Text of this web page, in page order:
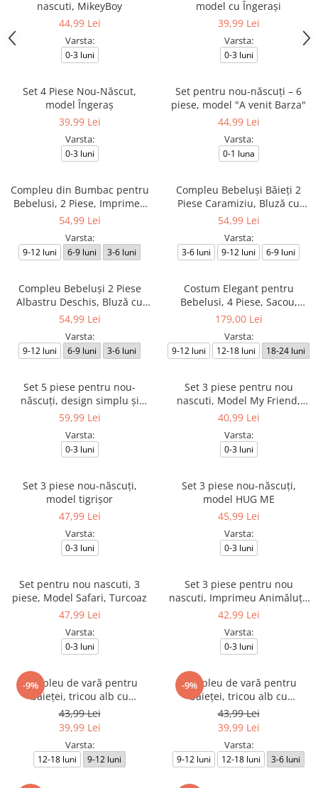
nascuti, MikeyBoy
44,99 Lei
Varsta:
0-3 luni
model cu Îngerași
39,99 Lei
Varsta:
0-3 luni
Set 4 Piese Nou-Născut,
model Îngeraș
39,99 Lei
Varsta:
0-3 luni
Set pentru nou-născuți – 6
piese, model "A venit Barza"
44,99 Lei
Varsta:
0-1 luna
Compleu din Bumbac pentru
Bebelusi, 2 Piese, Imprimeu
cu Girafă și Leuț
54,99 Lei
Varsta:
9-12 luni 6-9 luni 3-6 luni
Compleu Bebeluși Băieți 2
Piese Caramiziu, Bluză cu
Ursuleț Brodat și Pantaloni
54,99 Lei
Varsta:
3-6 luni 9-12 luni 6-9 luni
Compleu Bebeluși 2 Piese
Albastru Deschis, Bluză cu
Ursuleț Brodat și Pantaloni
54,99 Lei
Varsta:
9-12 luni 6-9 luni 3-6 luni
Costum Elegant pentru
Bebelusi, 4 Piese, Sacou,
Pantaloni, Camasa Alba si
179,00 Lei
Varsta:
9-12 luni 12-18 luni 18-24 luni
Set 5 piese pentru nou-
născuți, design simplu și
delicat
59,99 Lei
Varsta:
0-3 luni
Set 3 piese pentru nou
nascuti, Model My Friend,
Galben/ Bej deschis
40,99 Lei
Varsta:
0-3 luni
Set 3 piese nou-născuți,
model tigrișor
47,99 Lei
Varsta:
0-3 luni
Set 3 piese nou-născuți,
model HUG ME
45,99 Lei
Varsta:
0-3 luni
Set pentru nou nascuti, 3
piese, Model Safari, Turcoaz
47,99 Lei
Varsta:
0-3 luni
Set 3 piese pentru nou
nascuti, Imprimeu Animăluțe
din Junglă, Galben/ Alb
42,99 Lei
Varsta:
0-3 luni
-9%
Compleu de vară pentru
băieței, tricou alb cu
imprimeu cactus și pantaloni
scurți bleu
43,99 Lei
39,99 Lei
Varsta:
12-18 luni 9-12 luni
-9%
Compleu de vară pentru
băieței, tricou alb cu
imprimeu cactus și pantaloni
scurți bleumarin
43,99 Lei
39,99 Lei
Varsta:
9-12 luni 12-18 luni 3-6 luni